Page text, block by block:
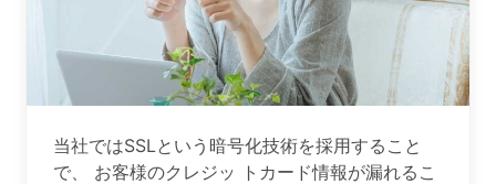
当社ではSSLという暗号化技術を採用すること
で、 お客様のクレジッ トカード情報が漏れるこ